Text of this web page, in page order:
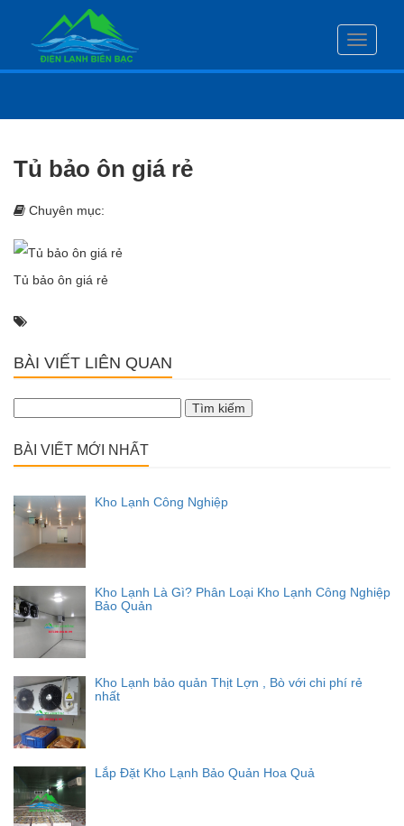
Toggle
Tủ bảo ôn giá rẻ
Chuyên mục:
Tủ bảo ôn giá rẻ
BÀI VIẾT LIÊN QUAN
kiếm
BÀI VIẾT MỚI NHẤT
Kho Lạnh Công Nghiệp
Kho Lạnh Là Gì? Phân Loại Kho Lạnh Công Nghiệp
Bảo Quản
Kho Lạnh bảo quản Thịt Lợn , Bò với chi phí rẻ
nhất
Lắp Đặt Kho Lạnh Bảo Quản Hoa Quả